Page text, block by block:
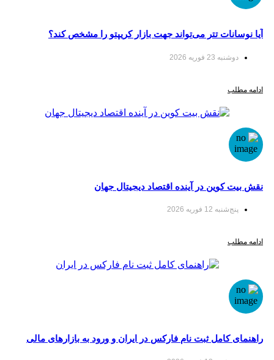
تتر می‌تواند جهت بازار کریپتو را مشخص کند؟
کوین در آینده اقتصاد دیجیتال جهان
کامل ثبت نام فارکس در ایران و ورود به بازارهای مالی